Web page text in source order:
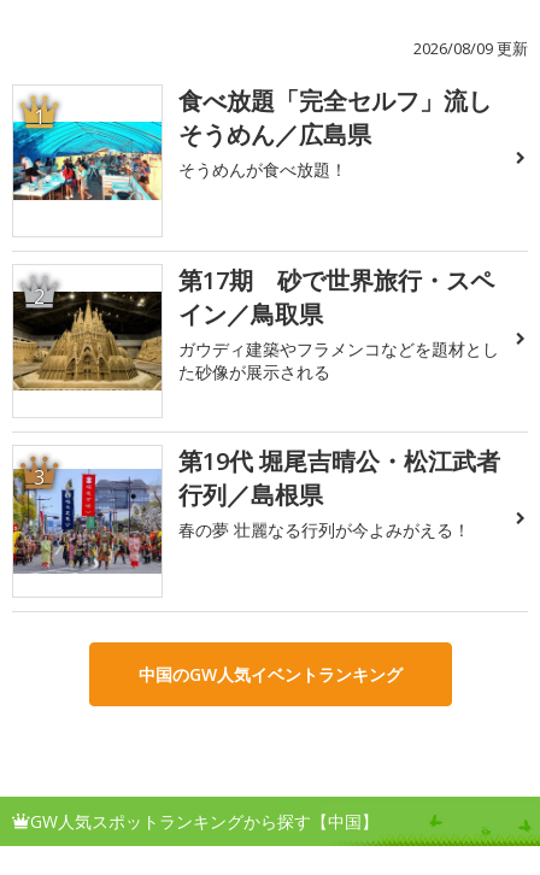
2026/08/09 更新
1
食べ放題「完全セルフ」流し
そうめん／広島県
そうめんが食べ放題！
2
第17期 砂で世界旅行・スペ
イン／鳥取県
ガウディ建築やフラメンコなどを題材とし
た砂像が展示される
3
第19代 堀尾吉晴公・松江武者
行列／島根県
春の夢 壮麗なる行列が今よみがえる！
中国のGW人気イベントランキング
GW人気スポットランキングから探す【中国】